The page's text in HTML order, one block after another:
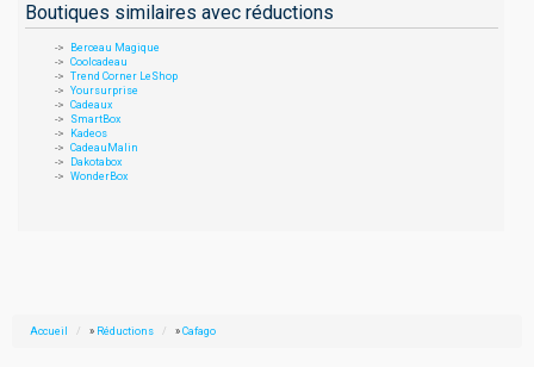
Boutiques similaires avec réductions
Berceau Magique
Coolcadeau
Trend Corner LeShop
Yoursurprise
Cadeaux
SmartBox
Kadeos
CadeauMalin
Dakotabox
WonderBox
Accueil » Réductions » Cafago